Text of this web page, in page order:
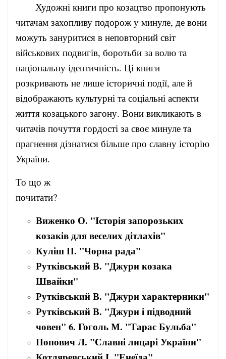
Художні книги про козацтво пропонують
читачам захопливу подорож у минуле, де вони
можуть зануритися в неповторний світ
військових подвигів, боротьби за волю та
національну ідентичність. Ці книги
розкривають не лише історичні події, але й
відображають культурні та соціальні аспекти
життя козацького загону. Вони викликають в
читачів почуття гордості за своє минуле та
прагнення дізнатися більше про славну історію
України.
То що ж
Виженко О. "Історія запорозьких
козаків для веселих дітлахів"
Куліш П. "Чорна рада"
Рутківський В. "Джури козака
Швайки"
Рутківський В. "Джури характерники"
Рутківський В. "Джури і підводний
човен" 6. Гоголь М. "Тарас Бульба"
Попович Л. "Славні лицарі України"